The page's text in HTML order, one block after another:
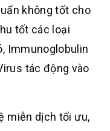
không tốt cho
tốt các loại
Immunoglobulin
tác động vào
miễn dịch tối ưu,